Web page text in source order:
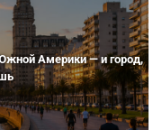
Америки — и город,